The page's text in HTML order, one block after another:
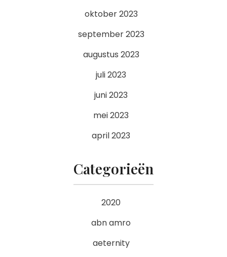
oktober 2023
september 2023
augustus 2023
juli 2023
juni 2023
mei 2023
april 2023
Categorieën
2020
abn amro
aeternity